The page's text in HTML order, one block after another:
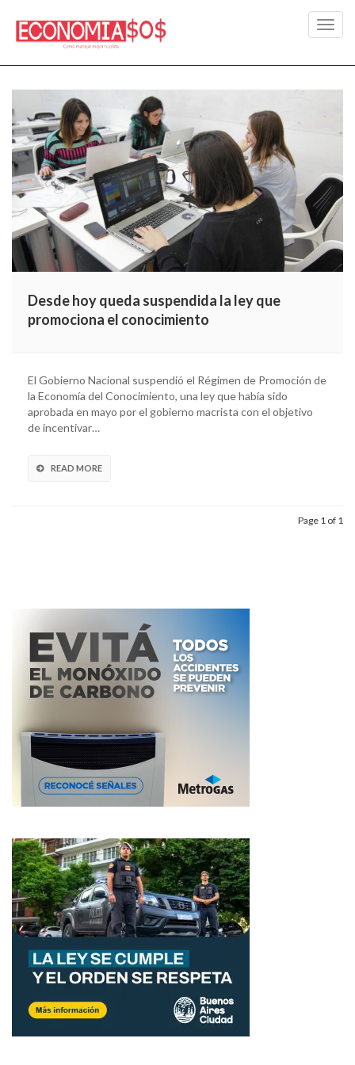
Desde hoy queda suspendida la ley que
promociona el conocimiento
El Gobierno Nacional suspendió el Régimen de Promoción de
la Economía del Conocimiento, una ley que había sido
aprobada en mayo por el gobierno macrista con el objetivo
de incentivar…
READ MORE
Page 1 of 1